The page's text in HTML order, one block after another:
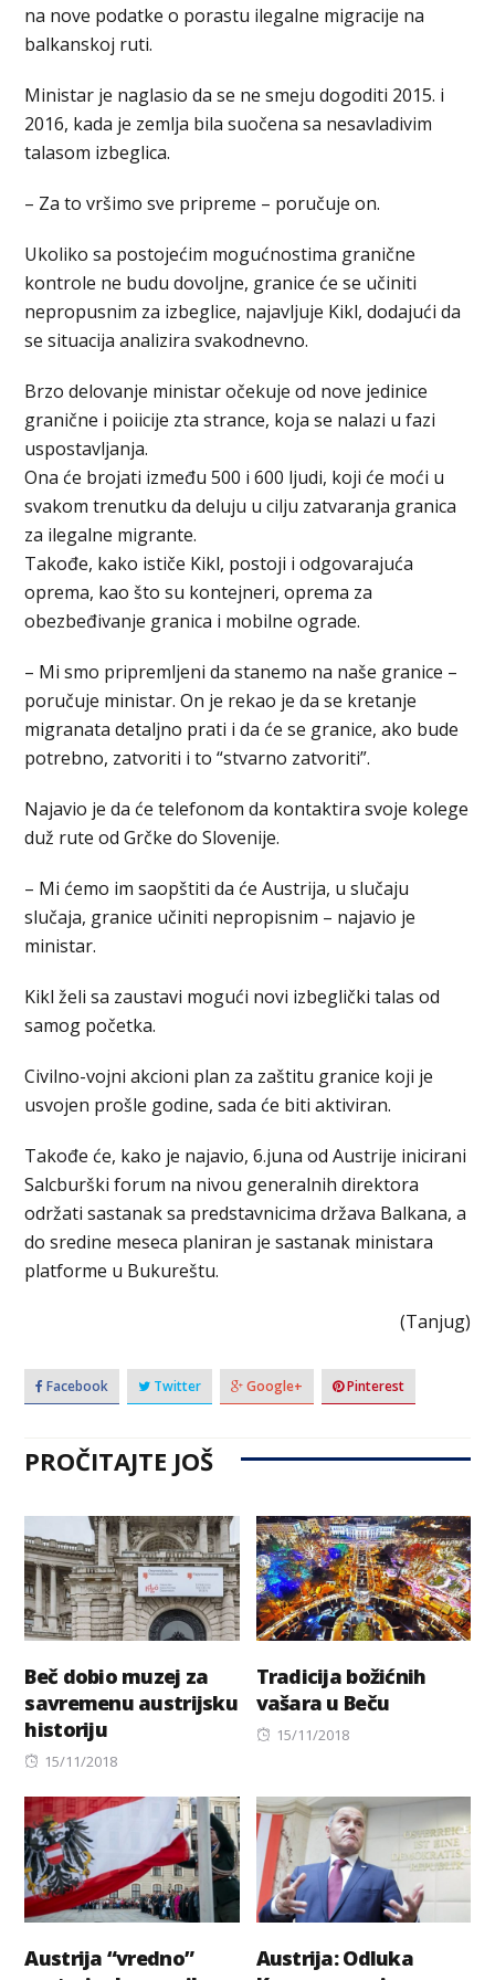
na nove podatke o porastu ilegalne migracije na
balkanskoj ruti.
Ministar je naglasio da se ne smeju dogoditi 2015. i
2016, kada je zemlja bila suočena sa nesavladivim
talasom izbeglica.
– Za to vršimo sve pripreme – poručuje on.
Ukoliko sa postojećim mogućnostima granične
kontrole ne budu dovoljne, granice će se učiniti
nepropusnim za izbeglice, najavljuje Kikl, dodajući da
se situacija analizira svakodnevno.
Brzo delovanje ministar očekuje od nove jedinice
granične i poiicije zta strance, koja se nalazi u fazi
uspostavljanja.
Ona će brojati između 500 i 600 ljudi, koji će moći u
svakom trenutku da deluju u cilju zatvaranja granica
za ilegalne migrante.
Takođe, kako ističe Kikl, postoji i odgovarajuća
oprema, kao što su kontejneri, oprema za
obezbeđivanje granica i mobilne ograde.
– Mi smo pripremljeni da stanemo na naše granice –
poručuje ministar. On je rekao je da se kretanje
migranata detaljno prati i da će se granice, ako bude
potrebno, zatvoriti i to “stvarno zatvoriti”.
Najavio je da će telefonom da kontaktira svoje kolege
duž rute od Grčke do Slovenije.
– Mi ćemo im saopštiti da će Austrija, u slučaju
slučaja, granice učiniti nepropisnim – najavio je
ministar.
Kikl želi sa zaustavi mogući novi izbeglički talas od
samog početka.
Civilno-vojni akcioni plan za zaštitu granice koji je
usvojen prošle godine, sada će biti aktiviran.
Takođe će, kako je najavio, 6.juna od Austrije inicirani
Salcburški forum na nivou generalnih direktora
održati sastanak sa predstavnicima država Balkana, a
do sredine meseca planiran je sastanak ministara
platforme u Bukureštu.
(Tanjug)
Facebook Twitter Google+ Pinterest
PROČITAJTE JOŠ
Beč dobio muzej za
savremenu austrijsku
historiju
Posted
15/11/2018
Tradicija božićnih
vašara u Beču
Posted
15/11/2018
Austrija “vredno”
Austrija: Odluka